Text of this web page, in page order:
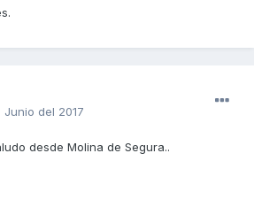
Junio del 2017
desde Molina de Segura..